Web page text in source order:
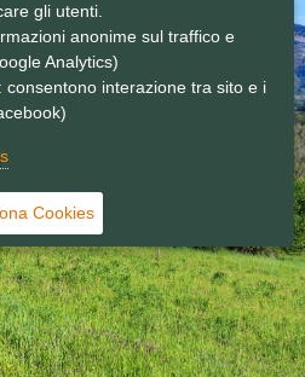
gli utenti.
anonime sul traffico e
Analytics)
: consentono interazione tra sito e i
Cookies